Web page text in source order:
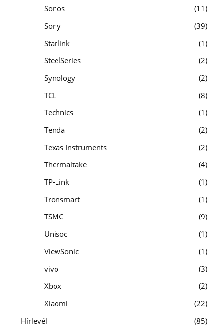
Sonos
11
Sony
39
Starlink
1
SteelSeries
2
Synology
2
TCL
8
Technics
1
Tenda
2
Texas Instruments
2
Thermaltake
4
TP-Link
1
Tronsmart
1
TSMC
9
Unisoc
1
ViewSonic
1
vivo
3
Xbox
2
Xiaomi
22
Hírlevél
85